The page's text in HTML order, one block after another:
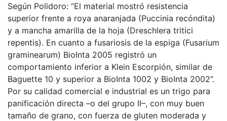
Según Polidoro: “El material mostró resistencia
superior frente a roya anaranjada (Puccinia recóndita)
y a mancha amarilla de la hoja (Dreschlera tritici
repentis). En cuanto a fusariosis de la espiga (Fusarium
graminearum) BioInta 2005 registró un
comportamiento inferior a Klein Escorpión, similar de
Baguette 10 y superior a BioInta 1002 y BioInta 2002”.
Por su calidad comercial e industrial es un trigo para
panificación directa –o del grupo II–, con muy buen
tamaño de grano, con fuerza de gluten moderada y